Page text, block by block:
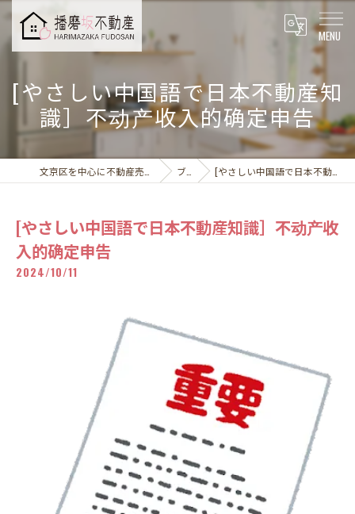
[やさしい中国語で日本不動産知
識］不动产收入的确定申告
ブログ [やさしい中国語で日本不動産知識］不动产收入的确定申告
[やさしい中国語で日本不動産知識］不动产收
入的确定申告
2024/10/11